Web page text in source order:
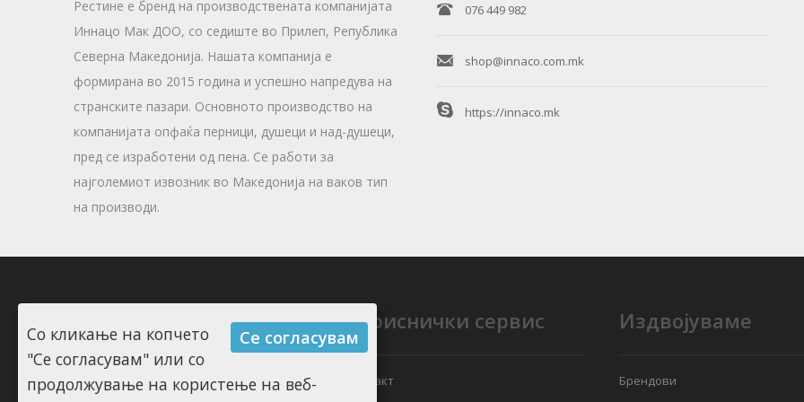
Рестине е бренд на производствената компанијата
Иннацо Мак ДОО, со седиште во Прилеп, Република
Северна Македонија. Нашата компанија е
формирана во 2015 година и успешно напредува на
странските пазари. Основното производство на
компанијата опфаќа перници, душеци и над-душеци,
пред се изработени од пена. Се работи за
најголемиот извозник во Македонија на ваков тип
на производи.
076 449 982
shop@innaco.com.mk
https://innaco.mk
За Restine
Кориснички сервис
Контакт
Издвојуваме
Брендови
Се согласувам
Со кликање на копчето
"Се согласувам" или со
продолжување на користење на веб-